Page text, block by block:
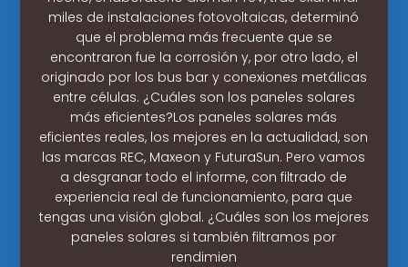
miles de instalaciones fotovoltaicas, determinó
que el problema más frecuente que se
encontraron fue la corrosión y, por otro lado, el
originado por los bus bar y conexiones metálicas
entre células. ¿Cuáles son los paneles solares
más eficientes?Los paneles solares más
eficientes reales, los mejores en la actualidad, son
las marcas REC, Maxeon y FuturaSun. Pero vamos
a desgranar todo el informe, con filtrado de
experiencia real de funcionamiento, para que
tengas una visión global. ¿Cuáles son los mejores
paneles solares si también filtramos por
rendimien